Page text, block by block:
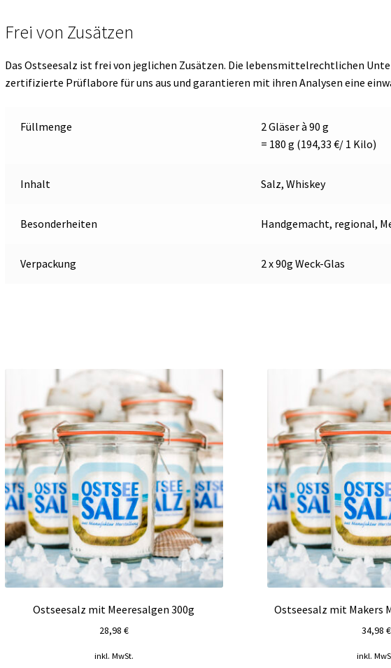
Frei von Zusätzen
Das Ostseesalz ist frei von jeglichen Zusätzen. Die lebensmittelrechtlichen
zertifizierte Prüflabore für uns aus und garantieren mit ihren Analysen eine
Füllmenge
2 Gläser à 90 g
= 180 g (194,33 €/ 1 Kilo)
Inhalt Salz, Whiskey
Besonderheiten Handgemacht, regional,
Verpackung 2 x 90g Weck-Glas
Ostseesalz mit Meeresalgen 300g
28,98 €
inkl. MwSt.
Ostseesalz mit Makers
34,98€
inkl.